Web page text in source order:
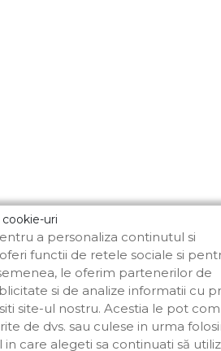
uri
a personaliza continutul si
functii de retele sociale si
le oferim partenerilor de
si de analize informatii cu
site-ul nostru. Acestia le pot
de dvs. sau culese in urma
in care alegeti sa continuati să